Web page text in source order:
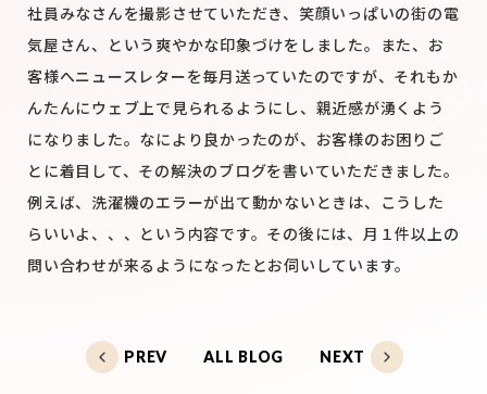
社員みなさんを撮影させていただき、笑顔いっぱいの街の電
気屋さん、という爽やかな印象づけをしました。 また、お
客様へニュースレターを毎月送っていたのですが、それもか
んたんにウェブ上で見られるようにし、 親近感が湧くよう
になりました。 なにより良かったのが、お客様のお困りご
とに着目して、その解決のブログを書いていただきました。
例えば、洗濯機のエラーが出て動かないときは、こうした
らいいよ、、、という内容です。 その後には、月１件以上の
問い合わせが来るようになったとお伺いしています。
PREV ALL BLOG NEXT